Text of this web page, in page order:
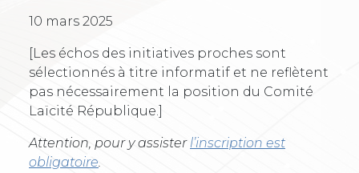
10 mars 2025
[Les échos des initiatives proches sont
sélectionnés à titre informatif et ne reflètent
pas nécessairement la position du Comité
Laïcité République.]
Attention, pour y assister l’inscription est
obligatoire